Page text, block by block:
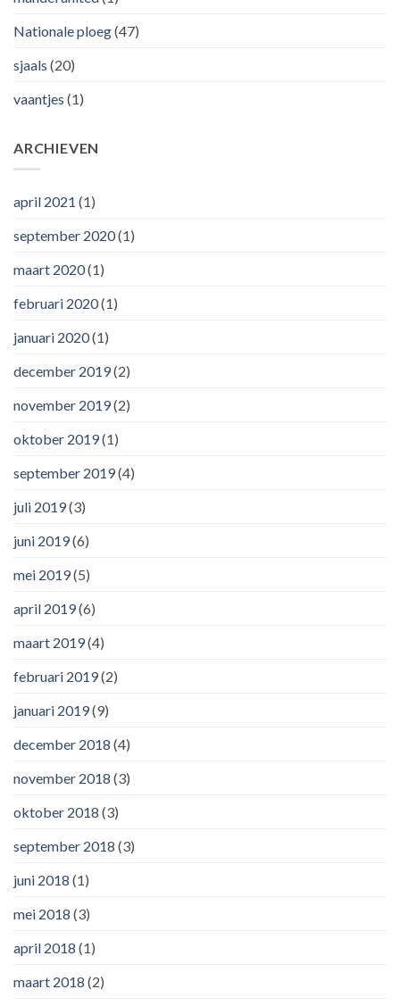
Nationale ploeg(47)
sjaals (20)
vaantjes (1)
ARCHIEVEN
april 2021 (1)
september 2020(1)
maart 2020(1)
februari 2020(1)
januari 2020(1)
december 2019(2)
november 2019(2)
oktober 2019(1)
september 2019(4)
juli 2019(3)
juni 2019(6)
mei 2019(5)
april 2019(6)
maart 2019(4)
februari 2019(2)
januari 2019(9)
december 2018 (4)
november 2018 (3)
oktober 2018 (3)
september 2018 (3)
juni 2018 (1)
mei 2018 (3)
april 2018 (1)
maart 2018 (2)